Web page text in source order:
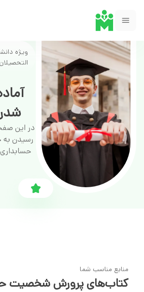
ویژه
در این
رسیدن به
منابع مناسب شما
کتاب‌های پرورش شخصیت